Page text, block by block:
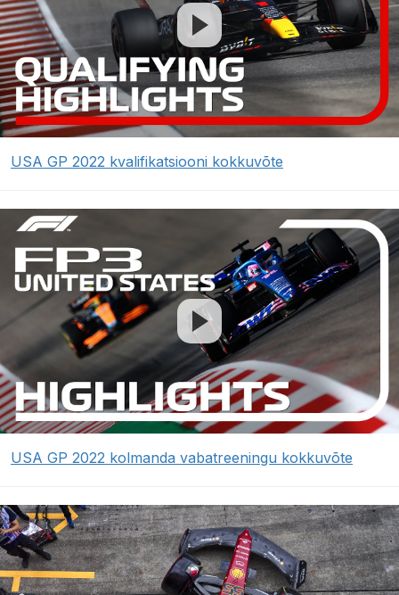
USA GP 2022 kvalifikatsiooni kokkuvõte
USA GP 2022 kolmanda vabatreeningu kokkuvõte